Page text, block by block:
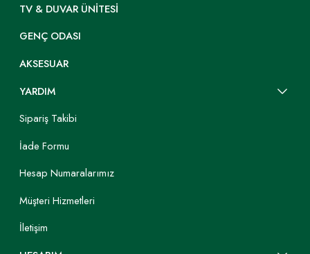
TV & DUVAR ÜNITESI
GENÇ ODASI
AKSESUAR
YARDIM
Sipariş Takibi
İade Formu
Hesap Numaralarımız
Müşteri Hizmetleri
İletişim